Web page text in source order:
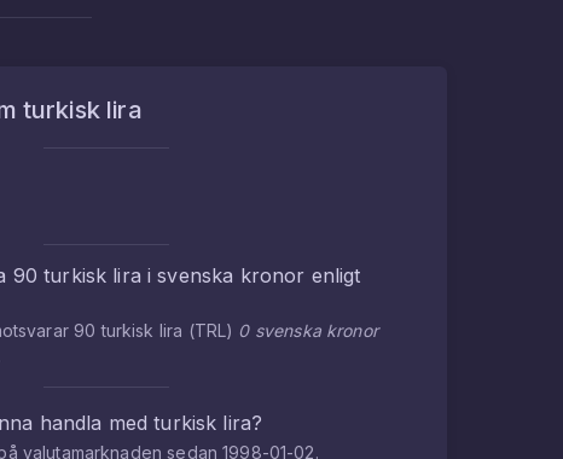
turkisk lira
90turkisk lira isvenska kronor enligt
90turkisk lira (TRL ) 0 svenska kronor
handla medturkisk lira?
valutamarknaden sedan1998-01-02.